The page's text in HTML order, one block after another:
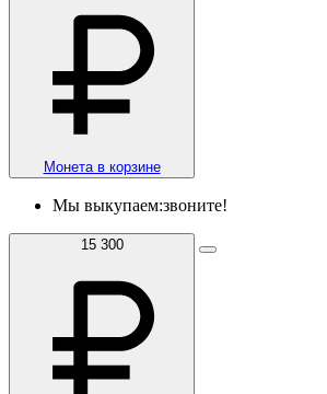
Монета в корзине
Мы выкупаем:звоните!
15 300